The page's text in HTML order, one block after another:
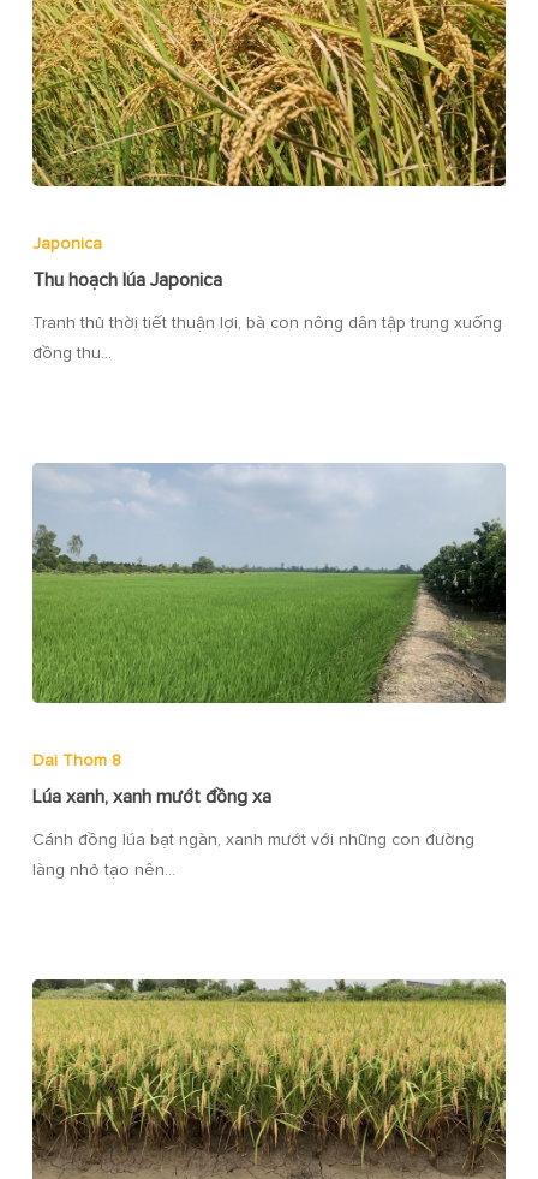
Japonica
Thu hoạch lúa Japonica
Tranh thủ thời tiết thuận lợi, bà con nông dân tập trung xuống
đồng thu…
Dai Thom 8
Lúa xanh, xanh mướt đồng xa
Cánh đồng lúa bạt ngàn, xanh mướt với những con đường
làng nhỏ tạo nên…